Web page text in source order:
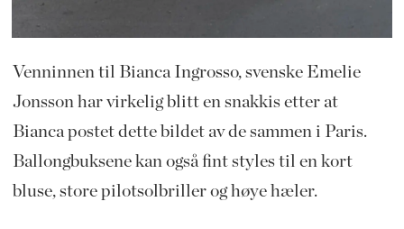
Venninnen til Bianca Ingrosso, svenske Emelie
Jonsson har virkelig blitt en snakkis etter at
Bianca postet dette bildet av de sammen i Paris.
Ballongbuksene kan også fint styles til en kort
bluse, store pilotsolbriller og høye hæler.